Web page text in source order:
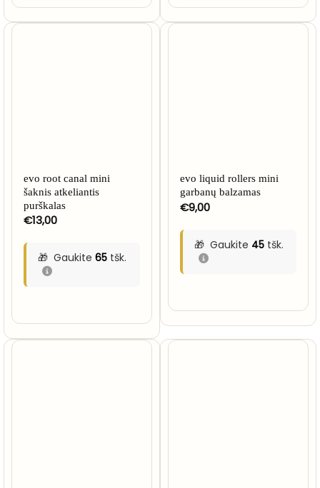
evo root canal mini
šaknis atkeliantis
purškalas
€13,00
Gaukite 65tšk.
evo liquid rollers mini
garbanų balzamas
€9,00
Gaukite 45tšk.